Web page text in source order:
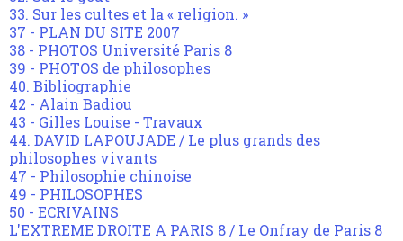
33. Sur les cultes et la « religion. »
37 - PLAN DU SITE 2007
38 - PHOTOS Université Paris 8
39 - PHOTOS de philosophes
40. Bibliographie
42 - Alain Badiou
43 - Gilles Louise - Travaux
44. DAVID LAPOUJADE / Le plus grands des
philosophes vivants
47 - Philosophie chinoise
49 - PHILOSOPHES
50 - ECRIVAINS
L'EXTREME DROITE A PARIS 8 / Le Onfray de Paris 8